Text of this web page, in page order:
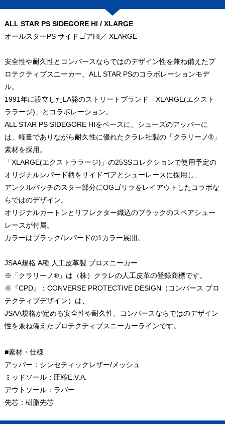
ALL STAR PS SIDEGORE HI / XLARGE
オールスターPS サイドゴアHI／ XLARGE
安全性や耐久性とコンバースならではのデザイン性を兼ね備えたプ
ロテクティブスニーカー、ALL STAR PSのコラボレーションモデ
ル。
1991年に設立したLA発のストリートブランド「XLARGE(エクスト
ララージ)」とコラボレーション。
ALL STAR PS SIDEGORE HIをベースに、シューズのアッパーに
は、軽量でありながら耐久性に優れたクラレ社製の「クラリーノ®」
素材を採用。
「XLARGE(エクストララージ)」の25SSコレクションで使用予定の
オリジナルレパード柄をサイドゴアとシューレースに採用し、
アンクルパッチのスター部分にOGゴリラをレイアウトしたコラボな
らではのデザイン。
オリジナルカートンとリフレクター織込のブラックのスペアシュー
レースが付属。
カラーはブラック/レパードの1カラー展開。
JSAA規格 A種 人工皮革製 プロスニーカー
※「クラリーノ®」は（株）クラレの人工皮革の登録商標です。
※『CPD』：CONVERSE PROTECTIVE DESIGN（コンバース プロ
テクティブデザイン）は、
JSAA規格が定める安全性や耐久性、コンバースならではのデザイン
性を兼ね備えたプロテクティブスニーカーラインです。
■素材・仕様
アッパー：シンセティックレザー/メッシュ
ミッドソール：圧縮E.V.A.
アウトソール：ラバー
先芯：樹脂先芯